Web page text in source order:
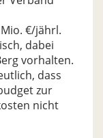
€/jährl.
dabei
vorhalten.
dass
zur
nicht